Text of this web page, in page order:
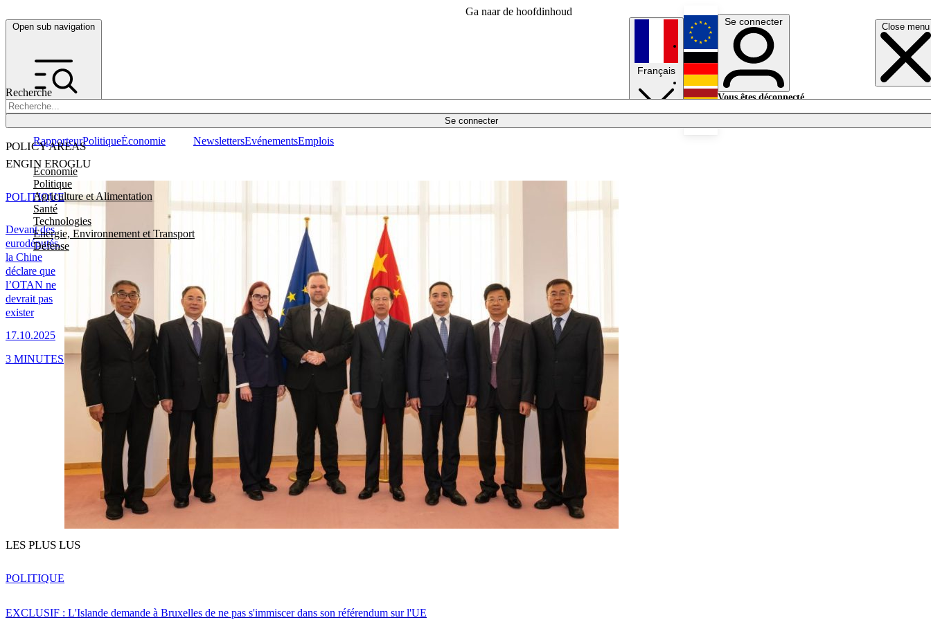
Ga naar de hoofdinhoud
Open sub navigation Close menu
Recherche
Se connecter
POLICY AREAS
Economie
Politique
Agriculture et Alimentation
Santé
Technologies
Energie, Environnement et Transport
Défense
RapporteurPolitiqueÉconomie NewslettersEvénementsEmplois
Français
English
Deutsch
Se connecter
Vous êtes déconnecté.
ENGIN EROGLU
Devant des
eurodéputés,
la Chine
déclare que
l’OTAN ne
devrait pas
exister
17.10.2025
POLITIQUE
3 MINUTES
LES PLUS LUS
EXCLUSIF : L'Islande demande à Bruxelles de ne pas s'immiscer dans son référendum sur l'UE
POLITIQUE